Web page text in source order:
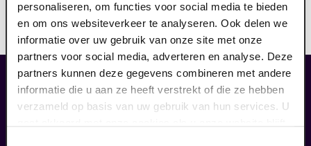
personaliseren, om functies voor social media te bieden
en om ons websiteverkeer te analyseren. Ook delen we
informatie over uw gebruik van onze site met onze
partners voor social media, adverteren en analyse. Deze
partners kunnen deze gegevens combineren met andere
informatie die u aan ze heeft verstrekt of die ze hebben
verzameld op basis van uw gebruik van hun services. U
kids gratis
vanaf: € 0,00
liefhebbers bestelden ook...
16